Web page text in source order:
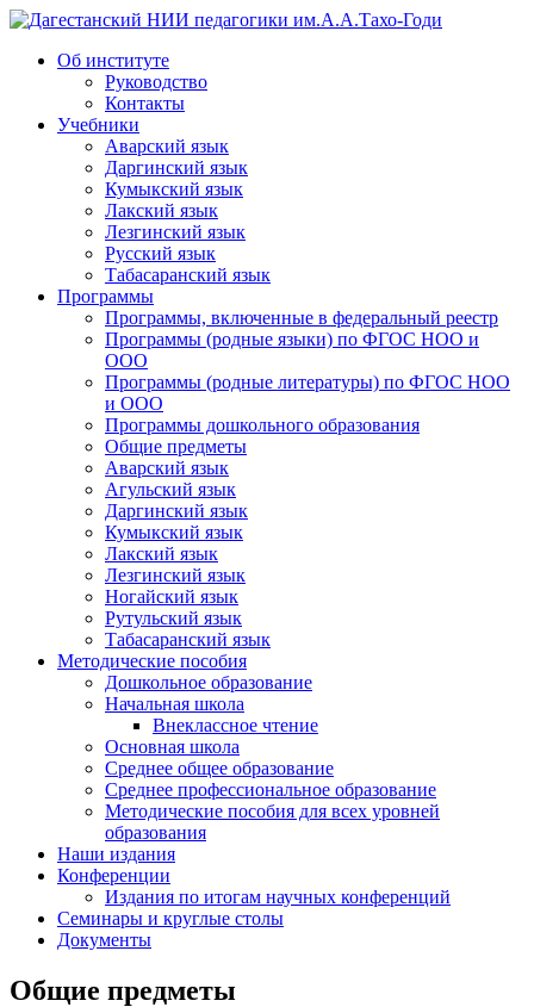
Дагестанский НИИ педагогики им.А.А.Тахо-Годи
Об институте
Руководство
Контакты
Учебники
Аварский язык
Даргинский язык
Кумыкский язык
Лакский язык
Лезгинский язык
Русский язык
Табасаранский язык
Программы
Программы, включенные в федеральный реестр
Программы (родные языки) по ФГОС НОО и
ООО
Программы (родные литературы) по ФГОС НОО
и ООО
Программы дошкольного образования
Общие предметы
Аварский язык
Агульский язык
Даргинский язык
Кумыкский язык
Лакский язык
Лезгинский язык
Ногайский язык
Рутульский язык
Табасаранский язык
Методические пособия
Дошкольное образование
Начальная школа
Внеклассное чтение
Основная школа
Среднее общее образование
Среднее профессиональное образование
Методические пособия для всех уровней
образования
Наши издания
Конференции
Издания по итогам научных конференций
Семинары и круглые столы
Документы
Общие предметы